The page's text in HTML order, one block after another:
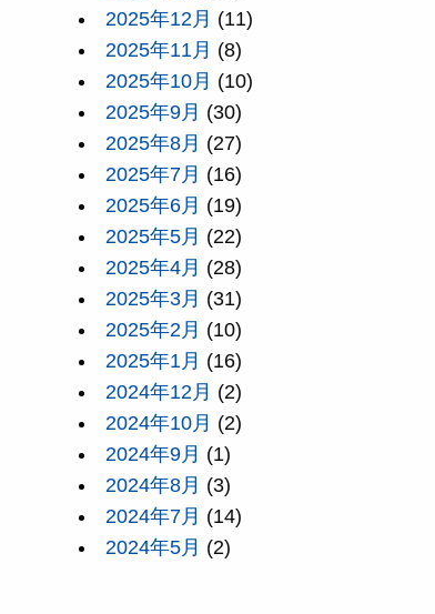
2025年12月 (11)
2025年11月 (8)
2025年10月 (10)
2025年9月 (30)
2025年8月 (27)
2025年7月 (16)
2025年6月 (19)
2025年5月 (22)
2025年4月 (28)
2025年3月 (31)
2025年2月 (10)
2025年1月 (16)
2024年12月 (2)
2024年10月 (2)
2024年9月 (1)
2024年8月 (3)
2024年7月 (14)
2024年5月 (2)